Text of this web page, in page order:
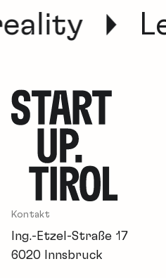
Kontakt
Ing.-Etzel-Straße 17
6020 Innsbruck